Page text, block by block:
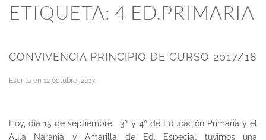
ETIQUETA: 4 ED.PRIMARIA
CONVIVENCIA PRINCIPIO DE CURSO 2017/18
Escrito en 12 octubre, 2017.
Hoy, día 15 de septiembre, 3º y 4º de Educación Primaria y el
Aula Naranja y Amarilla de Ed. Especial tuvimos una